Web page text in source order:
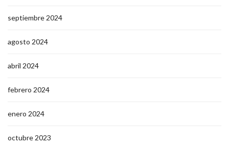
septiembre 2024
agosto 2024
abril 2024
febrero 2024
enero 2024
octubre 2023